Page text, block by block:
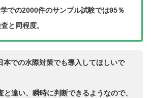
での2000件のサンプル試験では95％
と同程度。
本での水際対策でも導入してほしいで
と違い、瞬時に判断できるようなので、